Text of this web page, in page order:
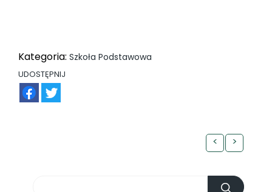
Kategoria: Szkoła Podstawowa
UDOSTĘPNIJ
< >